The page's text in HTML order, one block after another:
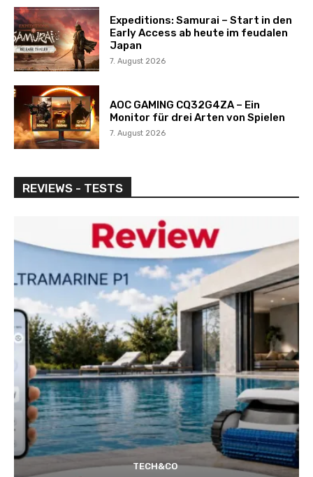
Expeditions: Samurai – Start in den
Early Access ab heute im feudalen
Japan
7. August 2026
AOC GAMING CQ32G4ZA – Ein
Monitor für drei Arten von Spielen
7. August 2026
REVIEWS - TESTS
TECH&CO